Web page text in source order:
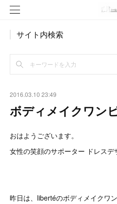
サイト内検索
2016.03.10 23:49
ボディメイクワン
おはようございます。
女性の笑顔のサポーター ドレスデ
昨日は、libertéのボディメイクワ